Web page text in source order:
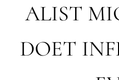
ALIST
DOET